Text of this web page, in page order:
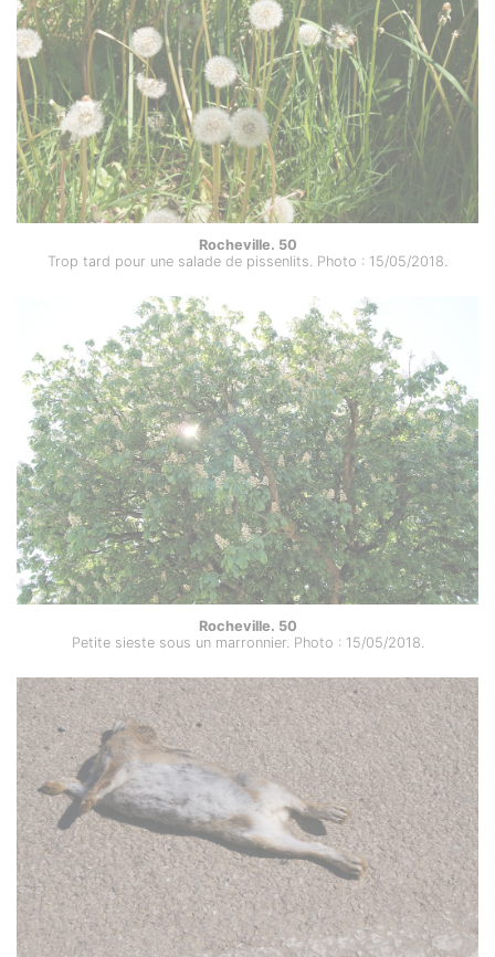
Rocheville. 50
Trop tard pour une salade de pissenlits. Photo : 15/05/2018.
Rocheville. 50
Petite sieste sous un marronnier. Photo : 15/05/2018.